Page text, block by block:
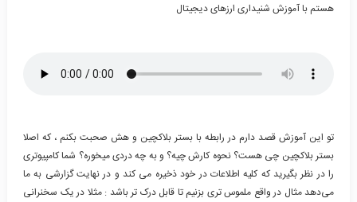
هستم با آموزش شنیداری ارزهای دیجیتال
تو این آموزش قصد دارم در رابطه با بستر بلاکچین و هش صحبت بکنم ، که اصلا
بستر بلاکچین چی هست؟ نحوه کارش چیه؟ و به چه دردی میخوره؟ شما کامپیوتری
را در نظر بگیرید که کلیه اطلاعات در خود ذخیره می کند و در نهایت گزارشی به ما
می‌دهد مثال در واقع ملموس تری بزنیم تا قابل درک تر باشد : مثلا در یک سخنرانی